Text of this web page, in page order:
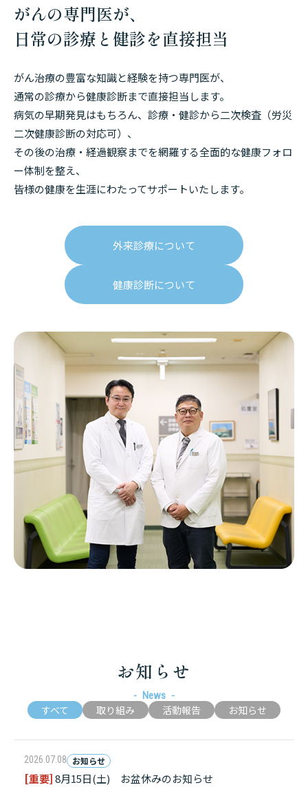
がんの専門医が、
日常の診療と健診を直接担当
がん治療の豊富な知識と経験を持つ専門医が、
通常の診療から健康診断まで直接担当します。
病気の早期発見はもちろん、診療・健診から二次検査（労災
二次健康診断の対応可）、
その後の治療・経過観察までを網羅する全面的な健康フォロ
ー体制を整え、
皆様の健康を生涯にわたってサポートいたします。
外来診療について
健康診断について
お知らせ
News
すべて 取り組み 活動報告 お知らせ
2026.07.08 お知らせ
[重要]8月15日(土) お盆休みのお知らせ